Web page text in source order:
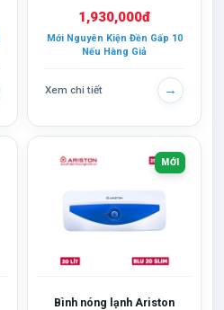
1,930,000đ
Mới Nguyên Kiện Đền Gấp 10
Nếu Hàng Giả
Xem chi tiết →
MỚI
Bình nóng lạnh Ariston